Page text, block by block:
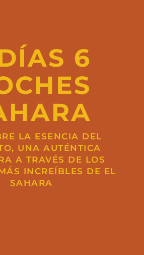
6
LA ESENCIA DEL
UNA AUTÉNTICA
A TRAVÉS DE LOS
INCREÍBLES DE EL
SAHARA